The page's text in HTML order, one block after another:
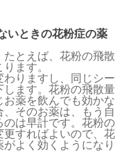
いときの花粉症の薬
とえば、花粉の飛散
ます。
りますし、同じシー
ます。花粉の飛散量
薬を飲んでも効かな
そのお薬は、もう自
は早計です。花粉の
すればよいので、花
よく効くようになり